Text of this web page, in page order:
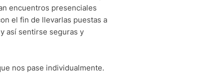
encuentros presenciales
el fin de llevarlas puestas a
así sentirse seguras y
nos pase individualmente.